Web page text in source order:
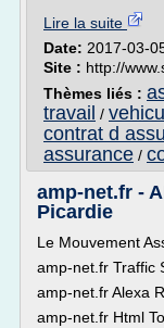
Lire la suite
Date: 2017-03-
Site : http://
Thèmes liés :
travail /
contrat d
assurance /
amp-net.fr -
Picardie
Le Mouvement
amp-net.fr Traffic
amp-net.fr Alexa
amp-net.fr Html